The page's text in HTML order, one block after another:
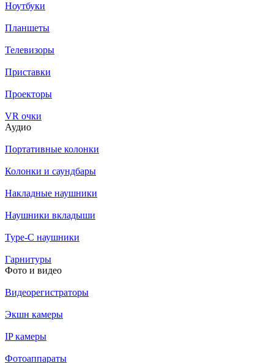
Ноутбуки
Планшеты
Телевизоры
Приставки
Проекторы
VR очки
Аудио
Портативные колонки
Колонки и саундбары
Накладные наушники
Наушники вкладыши
Type-C наушники
Гарнитуры
Фото и видео
Видеорегистраторы
Экшн камеры
IP камеры
Фотоаппараты